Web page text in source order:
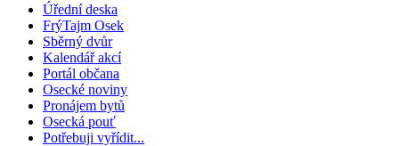
Úřední deska
FrýTajm Osek
Sběrný dvůr
Kalendář akcí
Portál občana
Osecké noviny
Pronájem bytů
Osecká pouť
Potřebuji vyřídit...